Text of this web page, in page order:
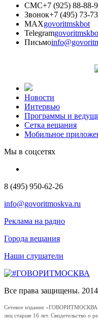
СМС+7 (925) 88-88-
Звонок+7 (495) 73-
MAXgovoritmskbot
Telegram
Письмо
Новости
Интервью
Программы и
Сетка вещания
Мобильное
Мы в соцсетях
8 (495) 950-62-26
info@govoritmoskva.ru
Реклама на радио
Города вещания
Наши слушатели
Все права защищены.
Сетевое издание
лиц старше 16 лет. Свидетельство